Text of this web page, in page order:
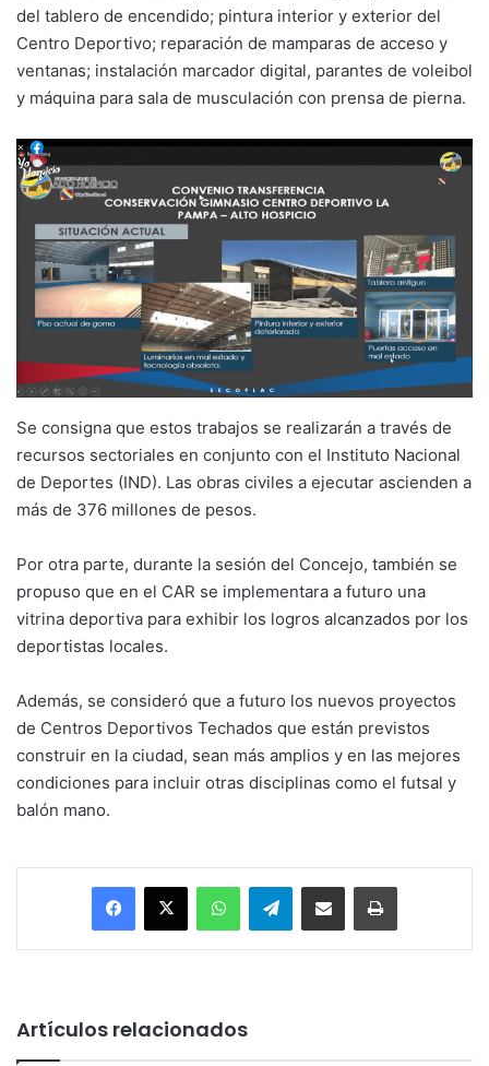
del tablero de encendido; pintura interior y exterior del
Centro Deportivo; reparación de mamparas de acceso y
ventanas; instalación marcador digital, parantes de voleibol
y máquina para sala de musculación con prensa de pierna.
Se consigna que estos trabajos se realizarán a través de
recursos sectoriales en conjunto con el Instituto Nacional
de Deportes (IND). Las obras civiles a ejecutar ascienden a
más de 376 millones de pesos.
Por otra parte, durante la sesión del Concejo, también se
propuso que en el CAR se implementara a futuro una
vitrina deportiva para exhibir los logros alcanzados por los
deportistas locales.
Además, se consideró que a futuro los nuevos proyectos
de Centros Deportivos Techados que están previstos
construir en la ciudad, sean más amplios y en las mejores
condiciones para incluir otras disciplinas como el futsal y
balón mano.
Facebook
X WhatsAppTelegramEnviar vía email Imprimir
Artículos relacionados